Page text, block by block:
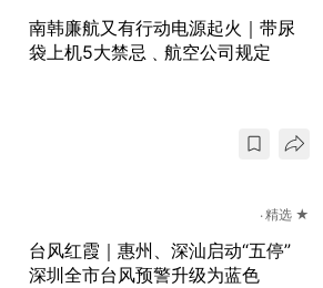
南韩廉航又有行动电源起火｜带尿
袋上机5大禁忌﹑航空公司规定
精选 ★
台风红霞｜惠州、深汕启动“五停”
深圳全市台风预警升级为蓝色